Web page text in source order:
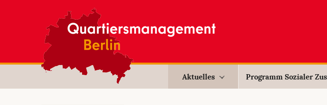
Aktuelles Programm Sozialer